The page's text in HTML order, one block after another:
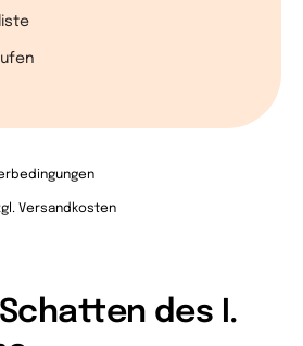
Versandkosten
des I.